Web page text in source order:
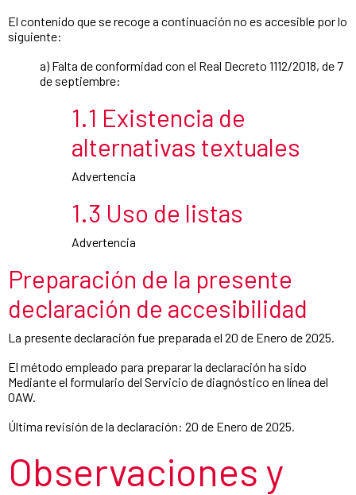
El contenido que se recoge a continuación no es accesible por lo
siguiente:
a) Falta de conformidad con el Real Decreto 1112/2018, de 7
de septiembre:
1.1 Existencia de
alternativas textuales
Advertencia
1.3 Uso de listas
Advertencia
Preparación de la presente
declaración de accesibilidad
La presente declaración fue preparada el 20 de Enero de 2025.
El método empleado para preparar la declaración ha sido
Mediante el formulario del Servicio de diagnóstico en línea del
OAW.
Última revisión de la declaración: 20 de Enero de 2025.
Observaciones y